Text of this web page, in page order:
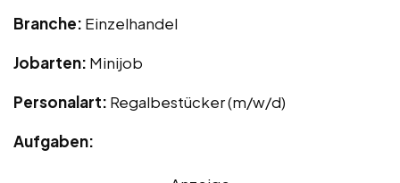
Branche: Einzelhandel
Jobarten: Minijob
Personalart: Regalbestücker (m/w/d)
Aufgaben: